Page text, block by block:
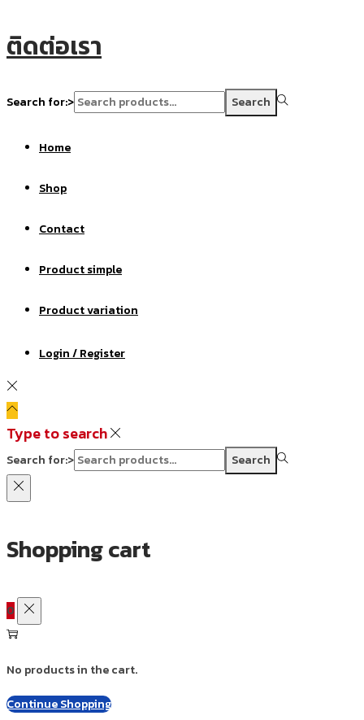
ติดต่อเรา
Search for:> Search
Home
Shop
Contact
Product simple
Product variation
Login / Register
Type to search
Search for:> Search
Shopping cart
0
No products in the cart.
Continue Shopping